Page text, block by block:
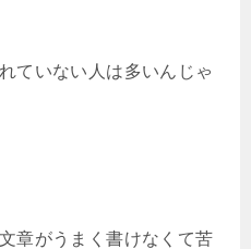
ていない人は多いんじゃ
章がうまく書けなくて苦